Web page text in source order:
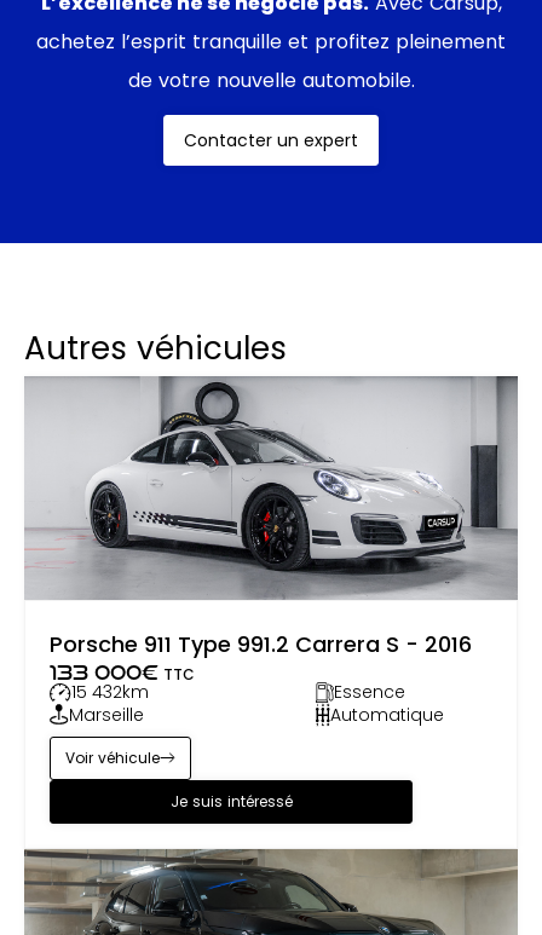
achetez l’esprit tranquille et profitez pleinement
de votre nouvelle automobile.
Contacter un expert
Autres véhicules
Porsche 911 Type 991.2 Carrera S - 2016
133 000€ TTC
15 432km
Essence
Marseille
Automatique
Je suis intéressé
Voir véhicule